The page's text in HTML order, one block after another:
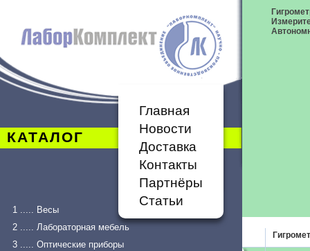
КАТАЛОГ
Главная
Новости
Доставка
Контакты
Партнёры
Статьи
1 ..... Весы
2 ..... Лабораторная мебель
3 ..... Оптические приборы